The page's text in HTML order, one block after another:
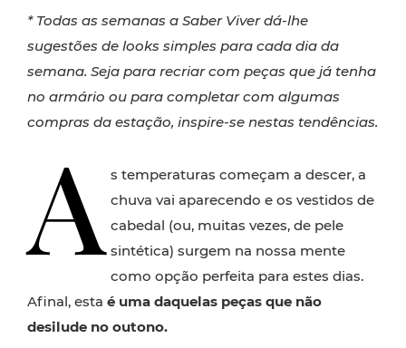
* Todas as semanas a Saber Viver dá-lhe
sugestões de looks simples para cada dia da
semana. Seja para recriar com peças que já tenha
no armário ou para completar com algumas
compras da estação, inspire-se nestas tendências.
A s temperaturas começam a descer, a
chuva vai aparecendo e os vestidos de
cabedal (ou, muitas vezes, de pele
sintética) surgem na nossa mente
como opção perfeita para estes dias.
Afinal, esta é uma daquelas peças que não
desilude no outono.